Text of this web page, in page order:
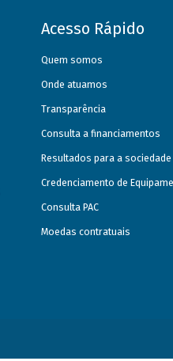
Acesso Rápido
Quem somos
Onde atuamos
Transparência
Consulta a financiamentos
Resultados para a sociedade
Credenciamento de
Consulta PAC
Moedas contratuais